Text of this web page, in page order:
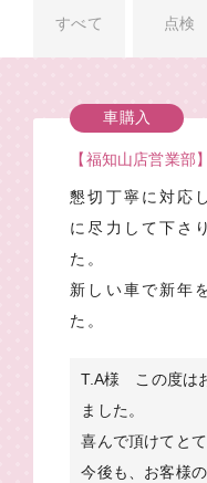
すべて 点検
車購入
【福知山店営業部
懇切丁寧に対応
に尽力して下さ
た。
新しい車で新年
た。
T.A様 この度は
ました。
喜んで頂けてと
今後も、お客様